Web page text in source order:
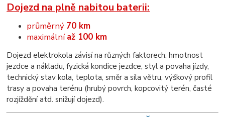
Dojezd na plně nabitou baterii:
průměrný 70 km
maximálníaž 100 km
Dojezd elektrokola závisí na různých faktorech: hmotnost
jezdce a nákladu, fyzická kondice jezdce, styl a povaha jízdy,
technický stav kola, teplota, směr a síla větru, výškový profil
trasy a povaha terénu (hrubý povrch, kopcovitý terén, časté
rozjíždění atd. snižují dojezd).